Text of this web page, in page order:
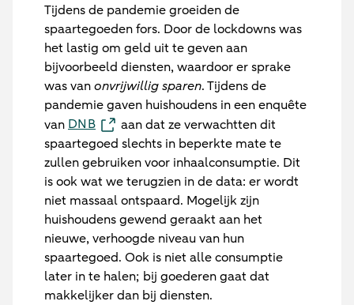
Tijdens de pandemie groeiden de
spaartegoeden fors. Door de lockdowns was
het lastig om geld uit te geven aan
bijvoorbeeld diensten, waardoor er sprake
was vanonvrijwillig sparen. Tijdens de
pandemie gaven huishoudens in een enquête
van DNB
aan dat ze verwachtten dit
spaartegoed slechts in beperkte mate te
zullen gebruiken voor inhaalconsumptie. Dit
is ook wat we terugzien in de data: er wordt
niet massaal ontspaard. Mogelijk zijn
huishoudens gewend geraakt aan het
nieuwe, verhoogde niveau van hun
spaartegoed. Ook is niet alle consumptie
later in te halen; bij goederen gaat dat
makkelijker dan bij diensten.